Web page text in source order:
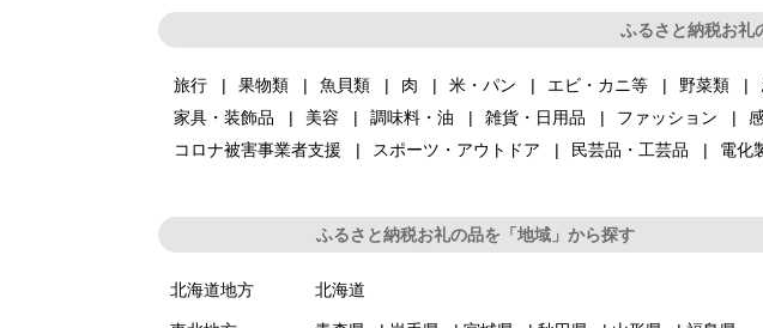
ふるさと納税お礼
旅行 果物類 魚貝類 肉 米・パン エビ・カニ等 野菜類
家具・装飾品
美容 調味料・油 雑貨・日用品 ファッション
コロナ被害事業者支援
スポーツ・アウトドア 民芸品・工芸品 電化
ふるさと納税お礼の品を「地域」から探す
北海道地方 北海道